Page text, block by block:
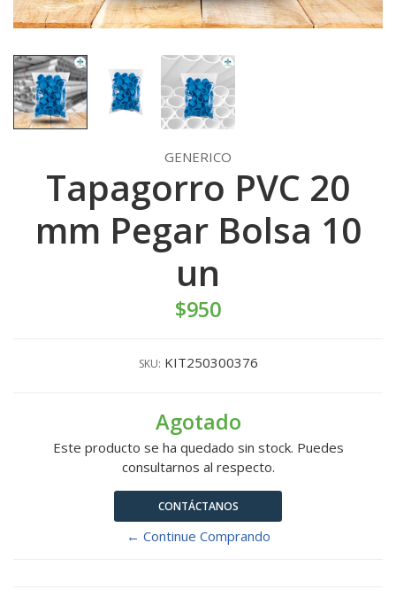
GENERICO
Tapagorro PVC 20
mm Pegar Bolsa 10
un
$950
SKU: KIT250300376
Agotado
Este producto se ha quedado sin stock. Puedes
consultarnos al respecto.
CONTÁCTANOS
← Continue Comprando